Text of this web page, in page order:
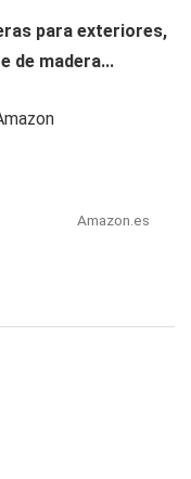
para exteriores,
de madera...
Amazon.es